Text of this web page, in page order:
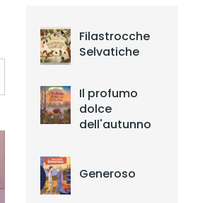
Filastrocche
Selvatiche
Il profumo
dolce
dell'autunno
Generoso